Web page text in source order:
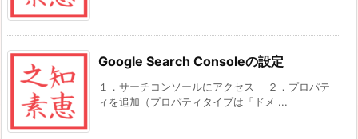
Google Search Consoleの設定
１．サーチコンソールにアクセス ２．プロパテ
ィを追加（プロパティタイプは「ドメ ...